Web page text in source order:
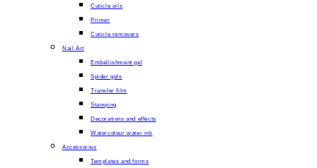
Cuticle oils
Primer
Cuticle removers
Nail Art
Embellishment gel
Spider gels
Transfer film
Stamping
Decorations and effects
Watercolour water ink
Accessories
Templates and forms